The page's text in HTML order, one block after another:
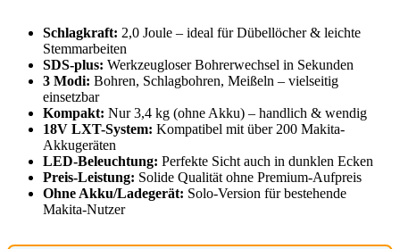
Schlagkraft: 2,0 Joule – ideal für Dübellöcher & leichte
Stemmarbeiten
SDS-plus: Werkzeugloser Bohrerwechsel in Sekunden
3 Modi: Bohren, Schlagbohren, Meißeln – vielseitig
einsetzbar
Kompakt: Nur 3,4 kg (ohne Akku) – handlich & wendig
18V LXT-System: Kompatibel mit über 200 Makita-
Akkugeräten
LED-Beleuchtung: Perfekte Sicht auch in dunklen Ecken
Preis-Leistung: Solide Qualität ohne Premium-Aufpreis
Ohne Akku/Ladegerät: Solo-Version für bestehende
Makita-Nutzer